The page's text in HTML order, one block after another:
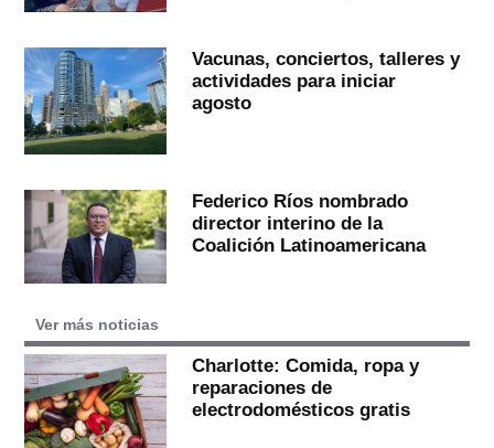
Vacunas, conciertos, talleres y
actividades para iniciar
agosto
Federico Ríos nombrado
director interino de la
Coalición Latinoamericana
Ver más noticias
Charlotte: Comida, ropa y
reparaciones de
electrodomésticos gratis